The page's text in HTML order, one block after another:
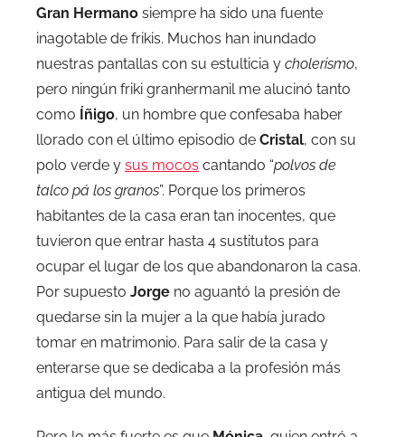
Gran Hermano siempre ha sido una fuente
inagotable de frikis. Muchos han inundado
nuestras pantallas con su estulticia y cholerismo,
pero ningún friki granhermanil me alucinó tanto
como Íñigo, un hombre que confesaba haber
llorado con el último episodio de Cristal, con su
polo verde y sus mocos cantando “polvos de
talco pá los granos”. Porque los primeros
habitantes de la casa eran tan inocentes, que
tuvieron que entrar hasta 4 sustitutos para
ocupar el lugar de los que abandonaron la casa.
Por supuesto Jorge no aguantó la presión de
quedarse sin la mujer a la que había jurado
tomar en matrimonio. Para salir de la casa y
enterarse que se dedicaba a la profesión más
antigua del mundo.